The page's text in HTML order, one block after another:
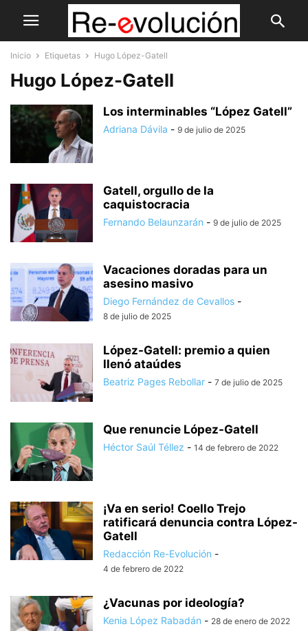
Inicio Etiquetas Hugo López-Gatell
Hugo López-Gatell
Los interminables “López Gatell”
Adriana Dávila - 9 de julio de 2025
Gatell, orgullo de la
caquistocracia
Fernando Belaunzarán - 9 de julio de 2025
Vacaciones doradas para un
asesino masivo
Diego Fernández de Cevallos -
8 de julio de 2025
López-Gatell: premio a quien
llenó ataúdes
Beatriz Pages Rebollar - 7 de julio de 2025
Que renuncie López-Gatell
Héctor Saúl Téllez - 14 de febrero de 2022
¡Va en serio! Coello Trejo
ratificará denuncia contra López-
Gatell
Redacción Re-Evolución -
4 de febrero de 2022
¿Vacunas por ideología?
Kenia López Rabadán - 28 de enero de 2022